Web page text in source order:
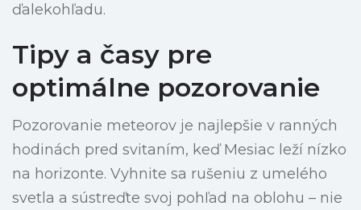
ďalekohľadu.
Tipy a časy pre
optimálne pozorovanie
Pozorovanie meteorov je najlepšie v ranných
hodinách pred svitaním, keď Mesiac leží nízko
na horizonte. Vyhnite sa rušeniu z umelého
svetla a sústreďte svoj pohľad na oblohu – nie